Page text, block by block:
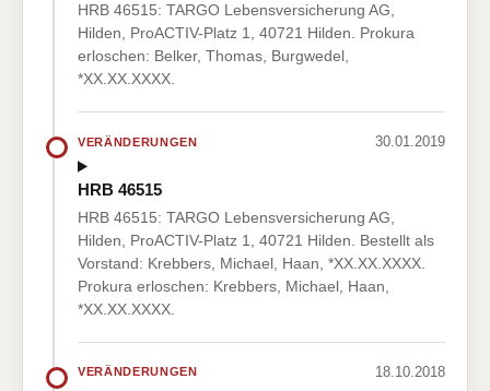
HRB 46515: TARGO Lebensversicherung AG,
Hilden, ProACTIV-Platz 1, 40721 Hilden. Prokura
erloschen: Belker, Thomas, Burgwedel,
*XX.XX.XXXX.
VERÄNDERUNGEN 30.01.2019
HRB 46515
HRB 46515: TARGO Lebensversicherung AG,
Hilden, ProACTIV-Platz 1, 40721 Hilden. Bestellt als
Vorstand: Krebbers, Michael, Haan, *XX.XX.XXXX.
Prokura erloschen: Krebbers, Michael, Haan,
*XX.XX.XXXX.
VERÄNDERUNGEN 18.10.2018